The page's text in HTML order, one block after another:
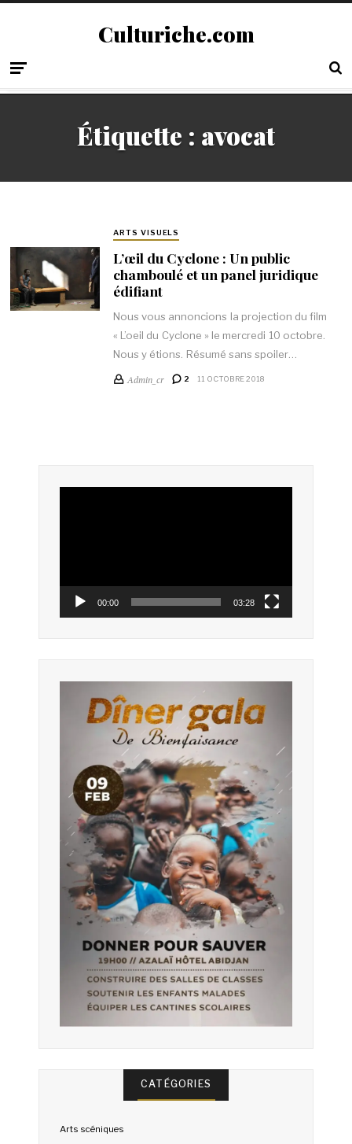
Culturiche.com
Étiquette : avocat
ARTS VISUELS
L’œil du Cyclone : Un public
chamboulé et un panel juridique
édifiant
Nous vous annoncions la projection du film
« L’oeil du Cyclone » le mercredi 10 octobre.
Nous y étions. Résumé sans spoiler…
Admin_cr 2 11 OCTOBRE 2018
00:00 03:28
CATÉGORIES
Arts scéniques